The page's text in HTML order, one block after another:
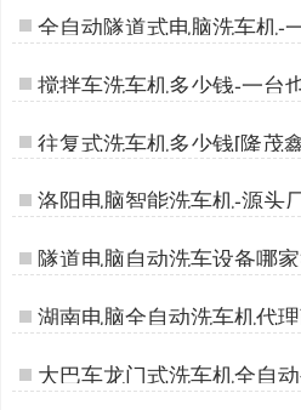
全自动隧道式电脑洗车机-
钟洁净[隆茂鑫晟]…
搅拌车洗车机多少钱-一台
茂鑫晟]…
往复式洗车机多少钱[隆茂
洛阳电脑智能洗车机-源头
[隆茂鑫晟]…
隧道电脑自动洗车设备哪
…
湖南电脑全自动洗车机代
[隆茂鑫晟]…
大巴车龙门式洗车机全自
家好[隆茂鑫晟]…